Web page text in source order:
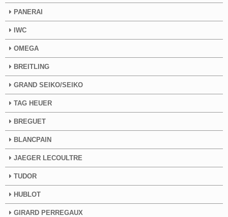
PANERAI
IWC
OMEGA
BREITLING
GRAND SEIKO/SEIKO
TAG HEUER
BREGUET
BLANCPAIN
JAEGER LECOULTRE
TUDOR
HUBLOT
GIRARD PERREGAUX